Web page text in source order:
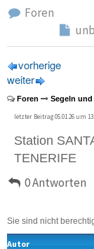
Foren
vorherige
weiter
Foren Segeln
letzter Beitrag 05.01.26 um
Station
TENERIFE
0 Antworten
Sie sind nicht
Autor